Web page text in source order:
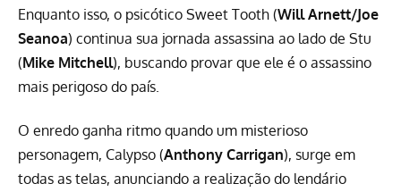
Enquanto isso, o psicótico Sweet Tooth (Will Arnett/Joe
Seanoa) continua sua jornada assassina ao lado de Stu
(Mike Mitchell), buscando provar que ele é o assassino
mais perigoso do país.
O enredo ganha ritmo quando um misterioso
personagem, Calypso (Anthony Carrigan), surge em
todas as telas, anunciando a realização do lendário